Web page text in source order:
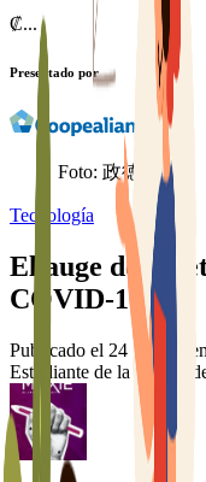
₡...
Presentado por
Foto: 政徳 吉田
Tecnología
El auge del
COVID-19
Publicado el 24 de
Estudiante de la carrera